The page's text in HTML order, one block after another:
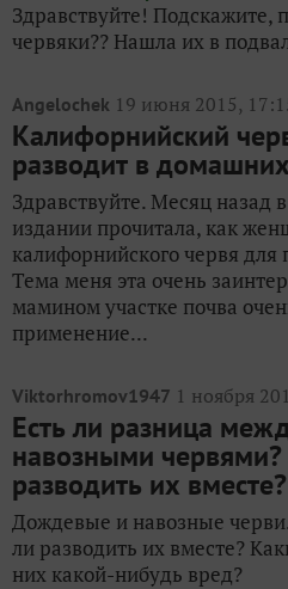
Здравствуйте! Подскажите,
червяки?? Нашла их в
Angelochek 19 июня 2015,
Калифорнийский
разводит в
Здравствуйте. Месяц назад
издании прочитала, как
калифорнийского червя для
Тема меня эта очень
мамином участке почва
применение...
Viktorhromov1947 1 ноября
Есть ли разница
навозными
разводить их вместе?
Дождевые и навозные
ли разводить их вместе?
них какой-нибудь вред?